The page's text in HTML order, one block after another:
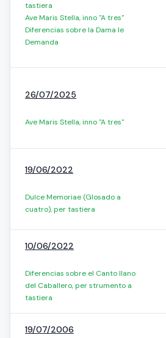
tastiera
Ave Maris Stella, inno "A tres"
Diferencias sobre la Dama le
Demanda
26/07/2025
Ave Maris Stella, inno "A tres"
19/06/2022
Dulce Memoriae (Glosado a
cuatro), per tastiera
10/06/2022
Diferencias sobre el Canto llano
del Caballero, per strumento a
tastiera
19/07/2006